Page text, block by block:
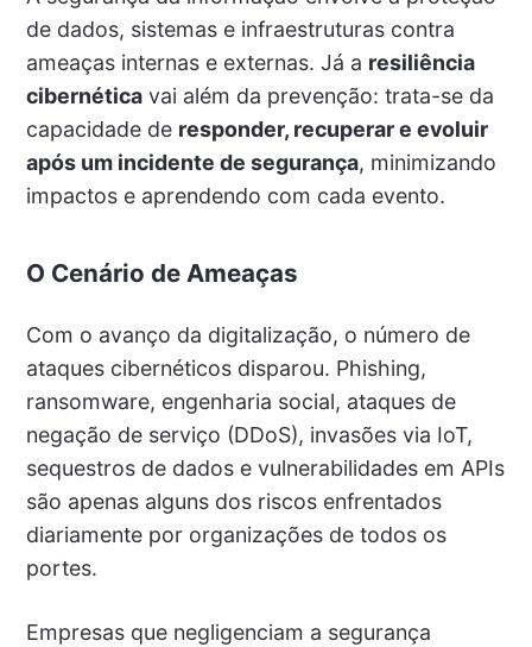
de dados, sistemas e infraestruturas contra
ameaças internas e externas. Já a resiliência
cibernéticavai além da prevenção: trata-se da
capacidade de responder, recuperar e evoluir
após um incidente de segurança, minimizando
impactos e aprendendo com cada evento.
O Cenário de Ameaças
Com o avanço da digitalização, o número de
ataques cibernéticos disparou. Phishing,
ransomware, engenharia social, ataques de
negação de serviço (DDoS), invasões via IoT,
sequestros de dados e vulnerabilidades em APIs
são apenas alguns dos riscos enfrentados
diariamente por organizações de todos os
portes.
Empresas que negligenciam a segurança